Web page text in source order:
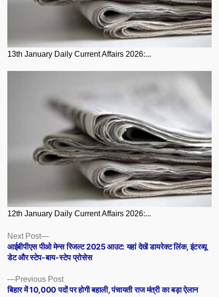
13th January Daily Current Affairs 2026:...
12th January Daily Current Affairs 2026:...
Posts
navigation
Previous PostPrevious
post:
बिहार में 10,000 पदों पर होगी बहाली, पंचायती राज मंत्री का बड़ा ऐलान
Next Post
Next
post:
आईबीपीएस पीओ मेन्स रिजल्ट 2025 आउट: यहां देखें डायरेक्ट लिंक, इंटरव्यू
डेट और स्टेप-बाय-स्टेप प्रोसेस